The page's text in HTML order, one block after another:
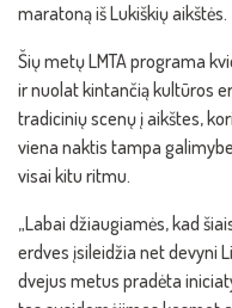
maratoną iš Lukiškių aikštės.
Šių metų LMTA programa
ir nuolat kintančią kultūros
tradicinių scenų į aikštes,
viena naktis tampa
visai kitu ritmu.
„Labai džiaugiamės, kad
erdves įsileidžia net devyni
dvejus metus pradėta